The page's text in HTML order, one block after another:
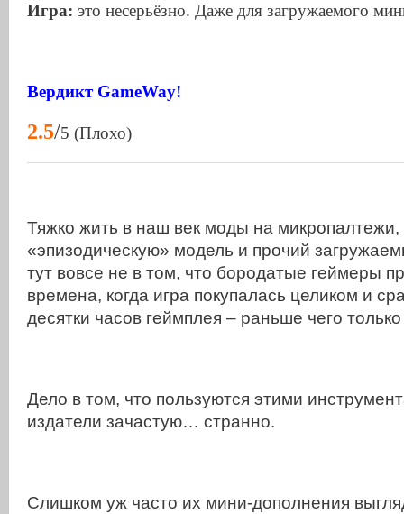
Игра: это несерьёзно. Даже для загружаемого
Вердикт GameWay!
2.5/5 (Плохо)
Тяжко жить в наш век моды на
«эпизодическую» модель и прочий
тут вовсе не в том, что бородатые геймеры
времена, когда игра покупалась целиком и
десятки часов геймплея – раньше чего
Дело в том, что пользуются этими
издатели зачастую… странно.
Слишком уж часто их мини-дополнения